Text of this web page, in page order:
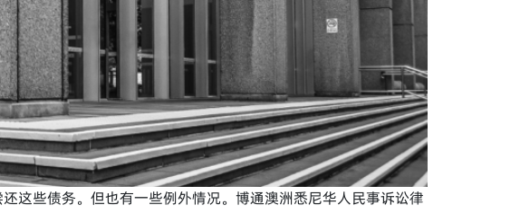
这些债务。但也有一些例外情况。博通澳洲悉尼华人民事诉讼律